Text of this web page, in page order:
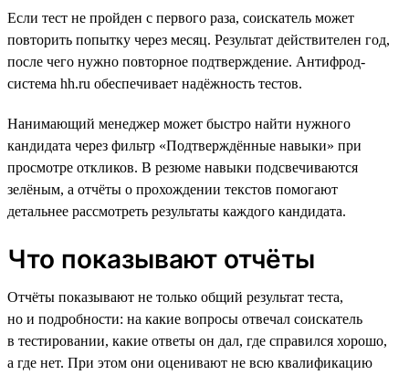
Если тест не пройден с первого раза, соискатель может
повторить попытку через месяц. Результат действителен год,
после чего нужно повторное подтверждение. Антифрод-
система hh.ru обеспечивает надёжность тестов.
Нанимающий менеджер может быстро найти нужного
кандидата через фильтр «Подтверждённые навыки» при
просмотре откликов. В резюме навыки подсвечиваются
зелёным, а отчёты о прохождении текстов помогают
детальнее рассмотреть результаты каждого кандидата.
Что показывают отчёты
Отчёты показывают не только общий результат теста,
но и подробности: на какие вопросы отвечал соискатель
в тестировании, какие ответы он дал, где справился хорошо,
а где нет. При этом они оценивают не всю квалификацию